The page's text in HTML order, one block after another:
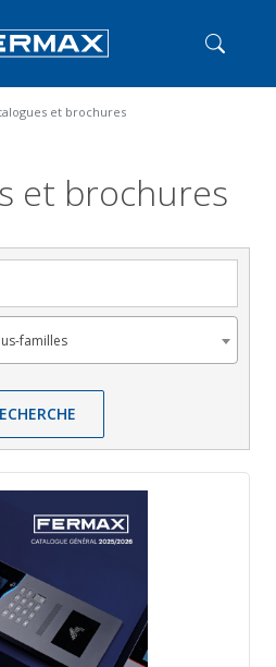
et brochures
et brochures
familles